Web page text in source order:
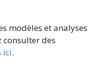
modèles et analyses
consulter des
ici.